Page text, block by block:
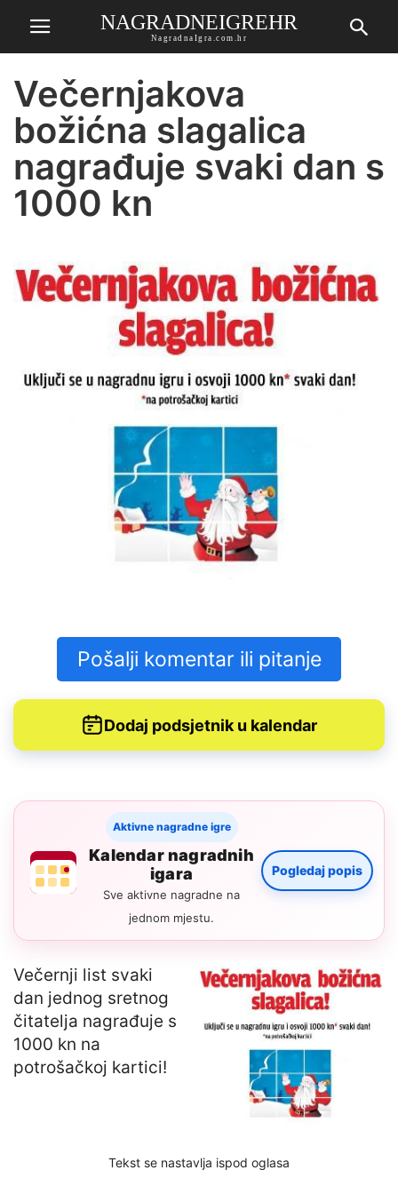
NAGRADNEIGREHR
NagradnaIgra.com.hr
Večernjakova
božićna slagalica
nagrađuje svaki dan s
1000 kn
Pošalji komentar ili pitanje
Dodaj podsjetnik u kalendar
Aktivne nagradne igre
Kalendar nagradnih
igara
Sve aktivne nagradne na
jednom mjestu.
Pogledaj popis
Večernji list svaki
dan jednog sretnog
čitatelja nagrađuje s
1000 kn na
potrošačkoj kartici!
Tekst se nastavlja ispod oglasa